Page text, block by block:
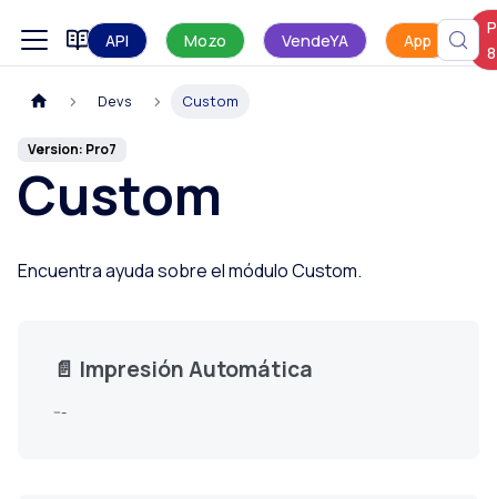
Manual de uso
API Mozo VendeYA App
8
Devs Custom
Version: Pro7
Custom
Encuentra ayuda sobre el módulo Custom.
📄️ Impresión Automática
---